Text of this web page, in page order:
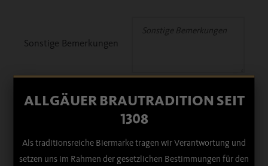
ALLGÄUER BRAUTRADITION SEIT
1308
Als traditionsreiche Biermarke tragen wir Verantwortung und
setzen uns im Rahmen der gesetzlichen Bestimmungen für den
Sonstige Bemerkungen
Bild der Ware